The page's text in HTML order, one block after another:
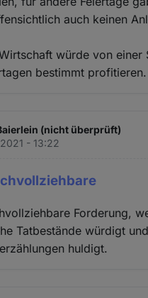
auch keinen
würde von einer
bestimmt profitieren.
(nicht überprüft)
- 13:22
Forderung,
Tatbestände würdigt
huldigt.